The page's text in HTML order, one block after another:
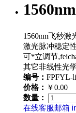
1560nm飞秒
激光脉冲稳定
可*立调节
其它非线性光
编号： FPFYL-
价格： ￥0.00
数量：
在线客服邮箱